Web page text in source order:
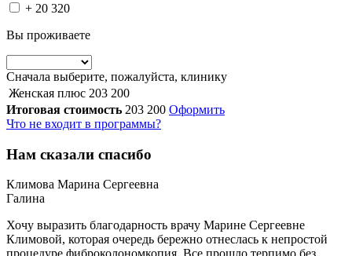
+ 20 320
Вы проживаете
Сначала выберите, пожалуйста, клинику
Женская плюс 203 200
Итоговая стоимость 203 200 Оформить
Что не входит в программы?
Нам сказали спасибо
Климова Марина Сергеевна
Галина
Хочу выразить благодарность врачу Марине Сергеевне
Климовой, которая очередь бережно отнеслась к непростой